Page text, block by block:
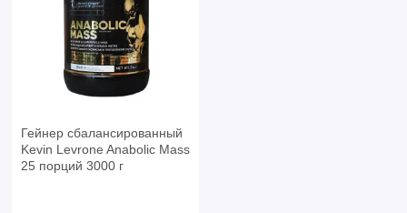
Гейнер сбалансированный
Kevin Levrone Anabolic Mass
25 порций 3000 г